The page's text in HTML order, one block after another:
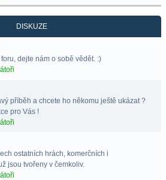
DISKUZE
dejte nám o sobě vědět. :)
příběh a chcete ho někomu ještě ukázat ?
pro Vás !
ostatních hrách, komerčních i
jsou tvořeny v čemkoliv.